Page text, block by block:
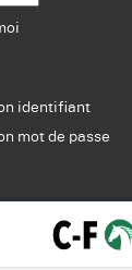
identifiant
mot de passe